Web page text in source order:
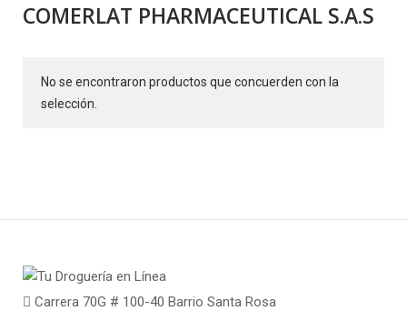
COMERLAT PHARMACEUTICAL S.A.S
No se encontraron productos que concuerden con la
selección.
Carrera 70G # 100-40 Barrio Santa Rosa